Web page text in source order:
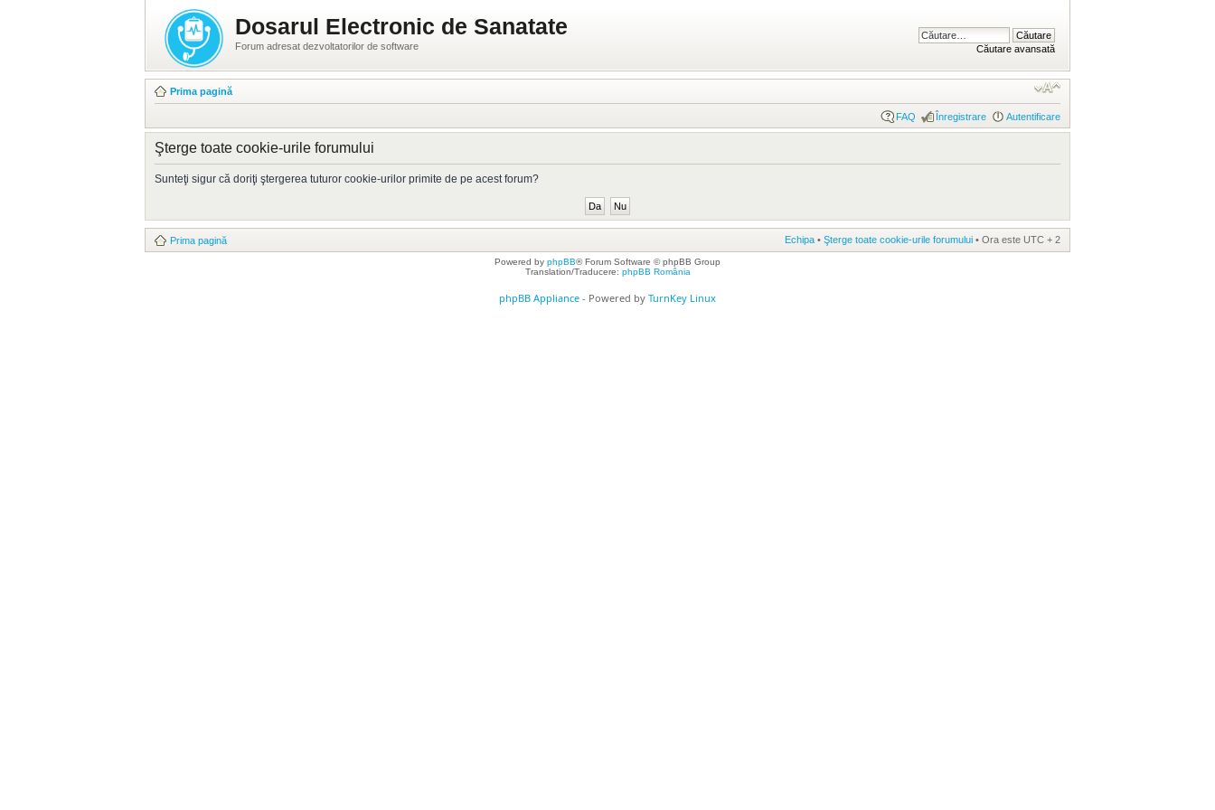
Dosarul Electronic de Sanatate
Forum adresat dezvoltatorilor de software Căutare avansată
Prima pagină
FAQ Înregistrare Autentificare
Şterge toate cookie-urile forumului
Sunteţi sigur că doriţi ştergerea tuturor cookie-urilor primite de pe acest forum?
Prima pagină Echipa • Şterge toate cookie-urile forumului • Ora este UTC + 2
Powered by phpBB® Forum Software © phpBB Group
Translation/Traducere: phpBB România
phpBB Appliance - Powered by TurnKey Linux